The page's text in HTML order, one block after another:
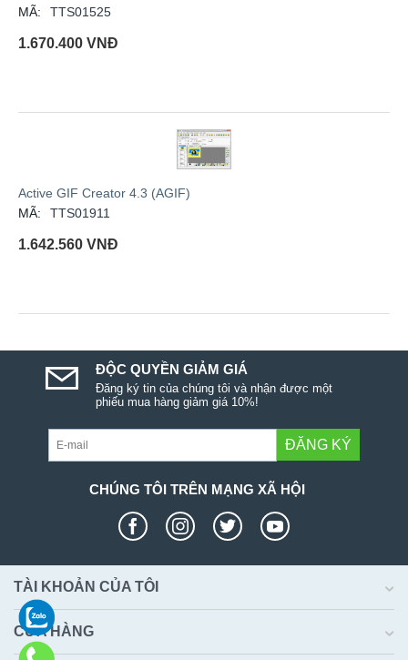
MÃ:
TTS01525
1.670.400 VNĐ
Active GIF Creator 4.3 (AGIF)
MÃ:
TTS01911
1.642.560 VNĐ
ĐỘC QUYỀN GIẢM GIÁ
Đăng ký tin của chúng tôi và nhận được một
phiếu mua hàng giảm giá 10%!
ĐĂNG KÝ
CHÚNG TÔI TRÊN MẠNG XÃ HỘI
TÀI KHOẢN CỦA TÔI
CỬA HÀNG